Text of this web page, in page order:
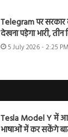
Telegram पर
देखना पड़ेगा भारी, तीन
5 July 2026 - 2:25 PM
Tesla Model Y में
भाषाओं में कर सकेंगे